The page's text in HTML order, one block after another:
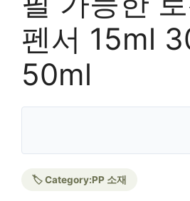
펜서 15ml
50ml
🏷️ Category:PP 소재